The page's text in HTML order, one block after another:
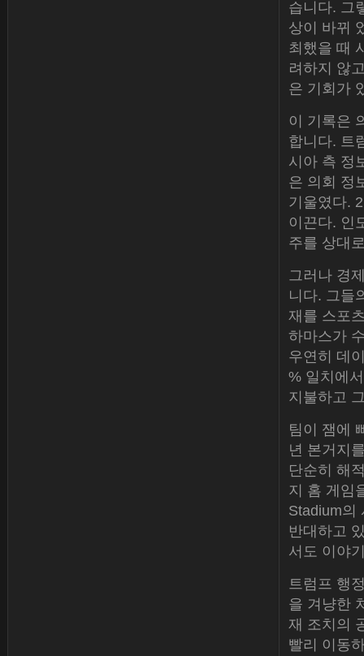
습니다. 그
상이 바뀌
최했을 때
려하지 않
은 기회가
이 기록은
합니다. 트
시아 측 정
은 의회 정
기울였다.
이끈다. 인
주를 상대
그러나 경
니다. 그들
재를 스포
하마스가
우연히 데
% 일치에
지불하고
팀이 잼에
년 본거지
단순히 해
지 홈 게임
Stadium의
반대하고
서도 이야
트럼프 행
을 겨냥한
재 조치의
빨리 이동